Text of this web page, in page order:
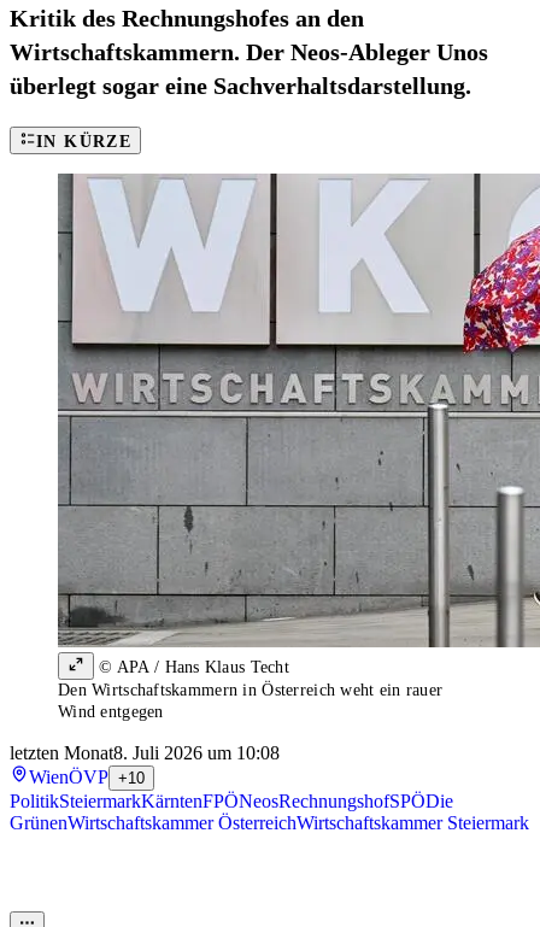
Kritik des Rechnungshofes an den
Wirtschaftskammern. Der Neos-Ableger Unos
überlegt sogar eine Sachverhaltsdarstellung.
IN KÜRZE
© APA / Hans Klaus Techt
Den Wirtschaftskammern in Österreich weht ein rauer
Wind entgegen
letzten Monat8. Juli 2026 um 10:08
WienÖVP +10
PolitikSteiermarkKärntenFPÖNeosRechnungshofSPÖDie
GrünenWirtschaftskammer ÖsterreichWirtschaftskammer Steiermark